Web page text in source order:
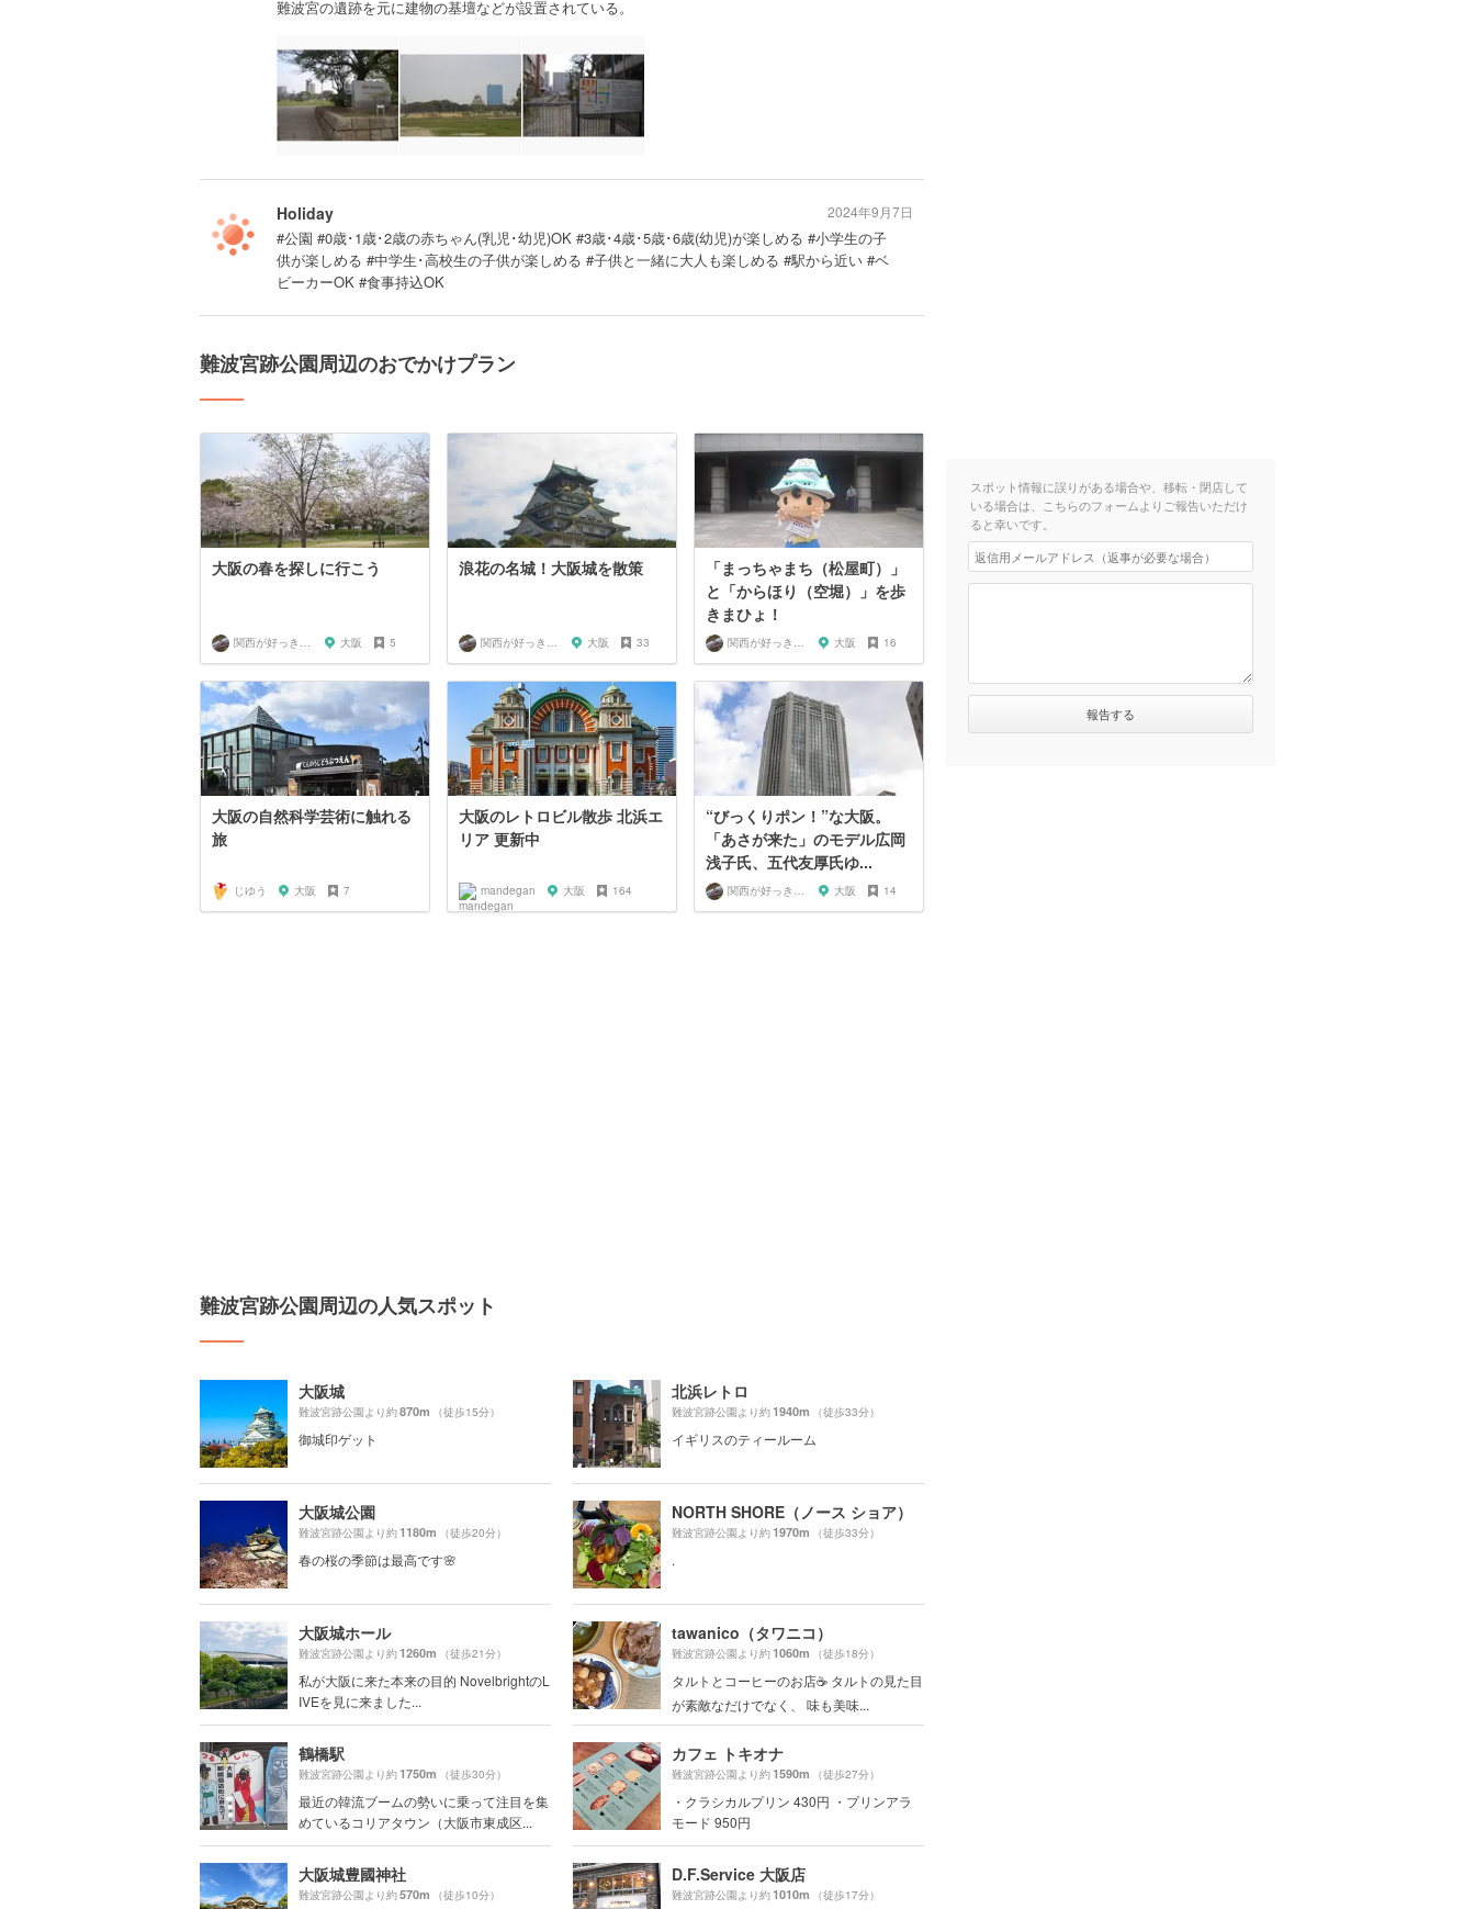
難波宮の遺跡を元に建物の基壇などが設置されている。
Holiday
#公園 #0歳･1歳･2歳の赤ちゃん(乳児･幼児)OK #3歳･4歳･5歳･6歳(幼児)が楽しめる #小学生の子
供が楽しめる #中学生･高校生の子供が楽しめる #子供と一緒に大人も楽しめる #駅から近い #ベ
ビーカーOK #食事持込OK
2024年9月7日
難波宮跡公園周辺のおでかけプラン
大阪の春を探しに行こう
関西が好っきゃねん 大阪 5
浪花の名城！大阪城を散策
関西が好っきゃねん 大阪 33
「まっちゃまち（松屋町）」
と「からほり（空堀）」を歩
きまひょ！
関西が好っきゃねん 大阪 16
大阪の自然科学芸術に触れる
旅
じゆう 大阪 7
大阪のレトロビル散歩 北浜エ
リア 更新中
mandegan 大阪 164
“びっくりポン！”な大阪。
「あさが来た」のモデル広岡
浅子氏、五代友厚氏ゆ...
関西が好っきゃねん 大阪 14
難波宮跡公園周辺の人気スポット
大阪城
難波宮跡公園より約870m （徒歩15分）
御城印ゲット
北浜レトロ
難波宮跡公園より約1940m （徒歩33分）
イギリスのティールーム
大阪城公園
難波宮跡公園より約1180m （徒歩20分）
春の桜の季節は最高です🌸
NORTH SHORE（ノース ショア）
難波宮跡公園より約1970m （徒歩33分）
.
大阪城ホール
難波宮跡公園より約1260m （徒歩21分）
私が大阪に来た本来の目的 NovelbrightのL
IVEを見に来ました...
tawanico（タワニコ）
難波宮跡公園より約1060m （徒歩18分）
タルトとコーヒーのお店☕️ タルトの見た目
が素敵なだけでなく、 味も美味...
鶴橋駅
難波宮跡公園より約1750m （徒歩30分）
最近の韓流ブームの勢いに乗って注目を集
めているコリアタウン（大阪市東成区...
カフェ トキオナ
難波宮跡公園より約1590m （徒歩27分）
・クラシカルプリン 430円 ・プリンアラ
モード 950円
大阪城豊國神社
難波宮跡公園より約570m （徒歩10分）
D.F.Service 大阪店
難波宮跡公園より約1010m （徒歩17分）
スポット情報に誤りがある場合や、移転・閉店して
いる場合は、こちらのフォームよりご報告いただけ
ると幸いです。